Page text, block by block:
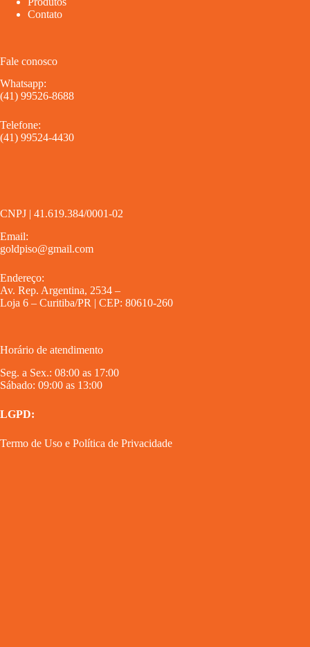
Contato
Fale conosco
Whatsapp:
(41) 99526-8688
Telefone:
(41) 99524-4430
CNPJ | 41.619.384/0001-02
Email:
goldpiso@gmail.com
Endereço:
Av. Rep. Argentina, 2534 –
Loja 6 – Curitiba/PR | CEP: 80610-260
Horário de atendimento
Seg. a Sex.: 08:00 as 17:00
Sábado: 09:00 as 13:00
LGPD:
Termo de Uso e Política de Privacidade